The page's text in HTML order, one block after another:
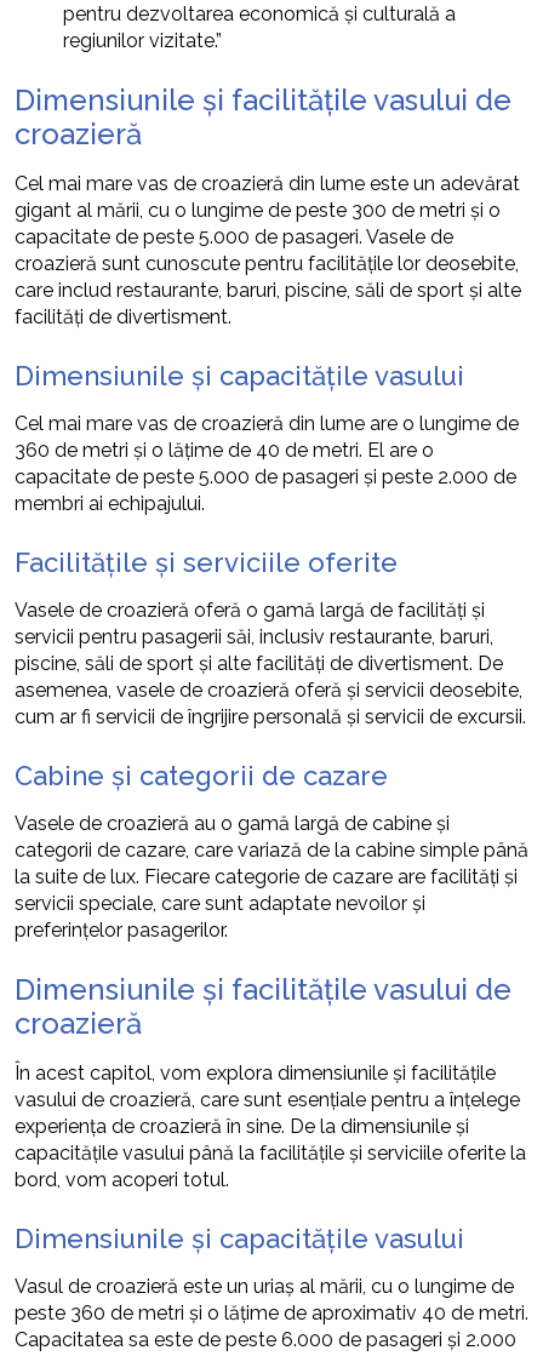
pentru dezvoltarea economică și culturală a
regiunilor vizitate.”
Dimensiunile și facilitățile vasului de
croazieră
Cel mai mare vas de croazieră din lume este un adevărat
gigant al mării, cu o lungime de peste 300 de metri și o
capacitate de peste 5.000 de pasageri. Vasele de
croazieră sunt cunoscute pentru facilitățile lor deosebite,
care includ restaurante, baruri, piscine, săli de sport și alte
facilități de divertisment.
Dimensiunile și capacitățile vasului
Cel mai mare vas de croazieră din lume are o lungime de
360 de metri și o lățime de 40 de metri. El are o
capacitate de peste 5.000 de pasageri și peste 2.000 de
membri ai echipajului.
Facilitățile și serviciile oferite
Vasele de croazieră oferă o gamă largă de facilități și
servicii pentru pasagerii săi, inclusiv restaurante, baruri,
piscine, săli de sport și alte facilități de divertisment. De
asemenea, vasele de croazieră oferă și servicii deosebite,
cum ar fi servicii de îngrijire personală și servicii de excursii.
Cabine și categorii de cazare
Vasele de croazieră au o gamă largă de cabine și
categorii de cazare, care variază de la cabine simple până
la suite de lux. Fiecare categorie de cazare are facilități și
servicii speciale, care sunt adaptate nevoilor și
preferințelor pasagerilor.
Dimensiunile și facilitățile vasului de
croazieră
În acest capitol, vom explora dimensiunile și facilitățile
vasului de croazieră, care sunt esențiale pentru a înțelege
experiența de croazieră în sine. De la dimensiunile și
capacitățile vasului până la facilitățile și serviciile oferite la
bord, vom acoperi totul.
Dimensiunile și capacitățile vasului
Vasul de croazieră este un uriaș al mării, cu o lungime de
peste 360 de metri și o lățime de aproximativ 40 de metri.
Capacitatea sa este de peste 6.000 de pasageri și 2.000